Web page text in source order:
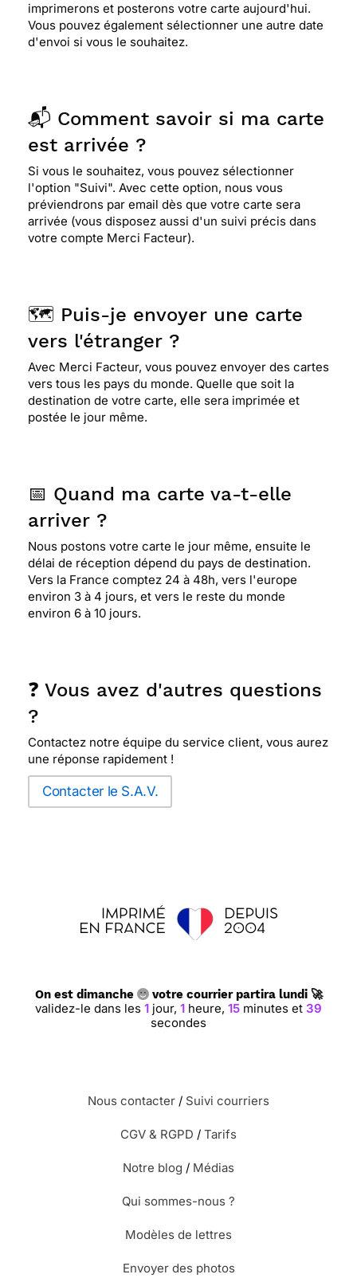
imprimerons et posterons votre carte aujourd'hui.
Vous pouvez également sélectionner une autre date
d'envoi si vous le souhaitez.
📬 Comment savoir si ma carte
est arrivée ?
Si vous le souhaitez, vous pouvez sélectionner
l'option "Suivi". Avec cette option, nous vous
préviendrons par email dès que votre carte sera
arrivée (vous disposez aussi d'un suivi précis dans
votre compte Merci Facteur).
🗺️ Puis-je envoyer une carte
vers l'étranger ?
Avec Merci Facteur, vous pouvez envoyer des cartes
vers tous les pays du monde. Quelle que soit la
destination de votre carte, elle sera imprimée et
postée le jour même.
📅 Quand ma carte va-t-elle
arriver ?
Nous postons votre carte le jour même, ensuite le
délai de réception dépend du pays de destination.
Vers la France comptez 24 à 48h, vers l'europe
environ 3 à 4 jours, et vers le reste du monde
environ 6 à 10 jours.
❓ Vous avez d'autres questions
?
Contactez notre équipe du service client, vous aurez
une réponse rapidement !
Contacter le S.A.V.
On est dimanche votre courrier partira lundi 🚀
validez-le dans les 1 jour, 1 heure, 15 minutes et 38
secondes
Nous contacter / Suivi courriers
CGV & RGPD / Tarifs
Notre blog / Médias
Qui sommes-nous ?
Modèles de lettres
Envoyer des photos